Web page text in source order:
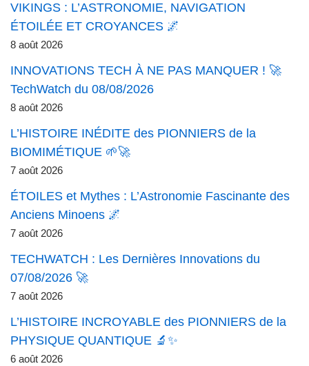
VIKINGS : L’ASTRONOMIE, NAVIGATION
ÉTOILÉE ET CROYANCES 🌌
8 août 2026
INNOVATIONS TECH À NE PAS MANQUER ! 🚀
TechWatch du 08/08/2026
8 août 2026
L’HISTOIRE INÉDITE des PIONNIERS de la
BIOMIMÉTIQUE 🌱🚀
7 août 2026
ÉTOILES et Mythes : L’Astronomie Fascinante des
Anciens Minoens 🌌
7 août 2026
TECHWATCH : Les Dernières Innovations du
07/08/2026 🚀
7 août 2026
L’HISTOIRE INCROYABLE des PIONNIERS de la
PHYSIQUE QUANTIQUE 🔬✨
6 août 2026